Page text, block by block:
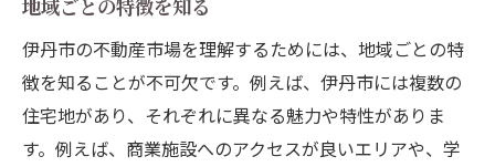
地域ごとの特徴を知る
伊丹市の不動産市場を理解するためには、地域ごとの特
徴を知ることが不可欠です。例えば、伊丹市には複数の
住宅地があり、それぞれに異なる魅力や特性がありま
す。例えば、商業施設へのアクセスが良いエリアや、学